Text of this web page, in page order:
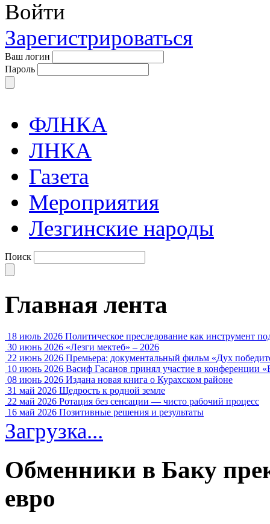
Войти
Зарегистрироваться
Ваш логин
Пароль
ФЛНКА
ЛНКА
Газета
Мероприятия
Лезгинские народы
Поиск
Главная лента
18 июль 2026 Политическое преследование как инструмент
30 июнь 2026 «Лезги мектеб» – 2026
22 июнь 2026 Премьера: документальный фильм «Дух
10 июнь 2026 Васиф Гасанов принял участие в конференции
08 июнь 2026 Издана новая книга о Курахском районе
31 май 2026 Щедрость к родной земле
22 май 2026 Ротация без сенсации — чисто рабочий процесс
16 май 2026 Позитивные решения и результаты
Загрузка...
Обменники в Баку
евро